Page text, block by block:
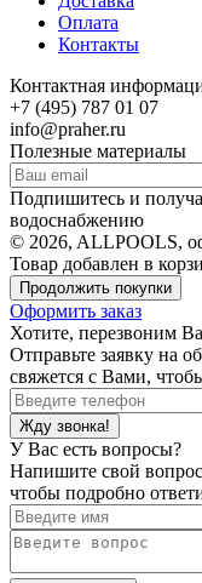
Оплата
Контакты
Контактная
+7 (495) 787 01 07
info@praher.ru
Полезные материалы
Подпишитесь и
водоснабжению
© 2026, ALLPOOLS,
Товар добавлен в
Продолжить покупки
Оформить заказ
Хотите, перезвоним
Отправьте заявку на
свяжется с Вами,
Жду звонка!
У Вас есть вопросы?
Напишите свой
чтобы подробно